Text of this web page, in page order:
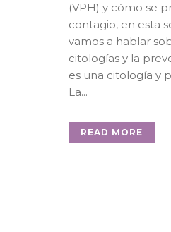
(VPH) y cómo se
contagio, en esta
vamos a hablar
citologías y la
es una citología y
La...
READ MORE